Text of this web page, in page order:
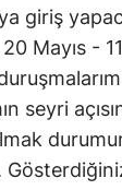
giriş
Mayıs -
seyri